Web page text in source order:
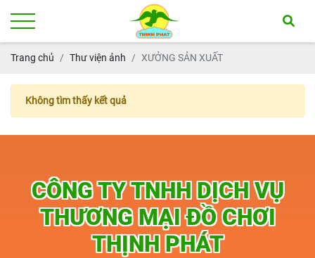
Trang chủ Thư viện ảnh XƯỞNG SẢN XUẤT
Không tìm thấy kết quả
CÔNG TY TNHH DỊCH VỤ
THƯƠNG MẠI ĐỒ CHƠI
THỊNH PHÁT